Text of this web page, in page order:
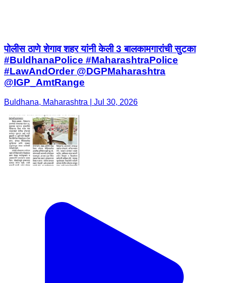
पोलीस ठाणे शेगाव शहर यांनी केली 3 बालकामगारांची सुटका
#BuldhanaPolice #MaharashtraPolice
#LawAndOrder @DGPMaharashtra
@IGP_AmtRange
Buldhana, Maharashtra | Jul 30, 2026